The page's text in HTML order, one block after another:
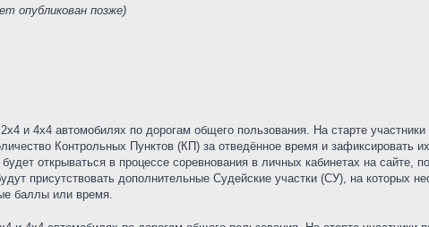
опубликован позже)
и 4х4 автомобилях по дорогам общего пользования. На старте
Контрольных Пунктов (КП) за отведённое время и зафиксировать
открываться в процессе соревнования в личных кабинетах на
присутствовать дополнительные Судейские участки (СУ), на которых
баллы или время.